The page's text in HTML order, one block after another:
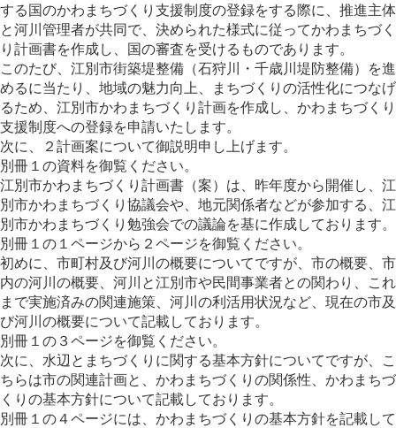
する国のかわまちづくり支援制度の登録をする際に、推進主体
と河川管理者が共同で、決められた様式に従ってかわまちづく
り計画書を作成し、国の審査を受けるものであります。
このたび、江別市街築堤整備（石狩川・千歳川堤防整備）を進
めるに当たり、地域の魅力向上、まちづくりの活性化につなげ
るため、江別市かわまちづくり計画を作成し、かわまちづくり
支援制度への登録を申請いたします。
次に、２計画案について御説明申し上げます。
別冊１の資料を御覧ください。
江別市かわまちづくり計画書（案）は、昨年度から開催し、江
別市かわまちづくり協議会や、地元関係者などが参加する、江
別市かわまちづくり勉強会での議論を基に作成しております。
別冊１の１ページから２ページを御覧ください。
初めに、市町村及び河川の概要についてですが、市の概要、市
内の河川の概要、河川と江別市や民間事業者との関わり、これ
まで実施済みの関連施策、河川の利活用状況など、現在の市及
び河川の概要について記載しております。
別冊１の３ページを御覧ください。
次に、水辺とまちづくりに関する基本方針についてですが、こ
ちらは市の関連計画と、かわまちづくりの関係性、かわまちづ
くりの基本方針について記載しております。
別冊１の４ページには、かわまちづくりの基本方針を記載して